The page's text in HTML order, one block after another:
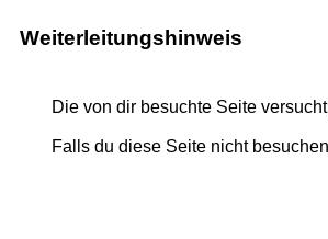
Weiterleitungshinweis
Die von dir besuchte Seite
Falls du diese Seite nicht